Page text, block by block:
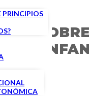
PRINCIPIOS